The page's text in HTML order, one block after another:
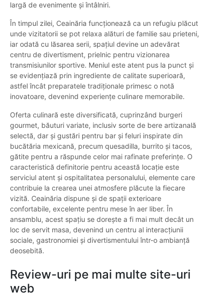
largă de evenimente și întâlniri.
În timpul zilei, Ceainăria funcționează ca un refugiu plăcut
unde vizitatorii se pot relaxa alături de familie sau prieteni,
iar odată cu lăsarea serii, spațiul devine un adevărat
centru de divertisment, prielnic pentru vizionarea
transmisiunilor sportive. Meniul este atent pus la punct și
se evidențiază prin ingrediente de calitate superioară,
astfel încât preparatele tradiționale primesc o notă
inovatoare, devenind experiențe culinare memorabile.
Oferta culinară este diversificată, cuprinzând burgeri
gourmet, băuturi variate, inclusiv sorte de bere artizanală
selectă, dar și gustări pentru bar și feluri inspirate din
bucătăria mexicană, precum quesadilla, burrito și tacos,
gătite pentru a răspunde celor mai rafinate preferințe. O
caracteristică definitorie pentru această locație este
serviciul atent și ospitalitatea personalului, elemente care
contribuie la crearea unei atmosfere plăcute la fiecare
vizită. Ceainăria dispune și de spații exterioare
confortabile, excelente pentru mese în aer liber. În
ansamblu, acest spațiu se dorește a fi mai mult decât un
loc de servit masa, devenind un centru al interacțiunii
sociale, gastronomiei și divertismentului într-o ambianță
deosebită.
Review-uri pe mai multe site-uri
web